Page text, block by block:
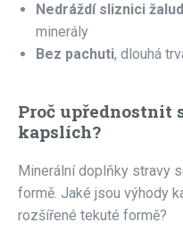
Nedráždí sliznici
minerály
Bez pachuti, dlouhá
Proč
kapslích?
Minerální doplňky stravy
formě. Jaké jsou výhody
rozšířené tekuté formě?